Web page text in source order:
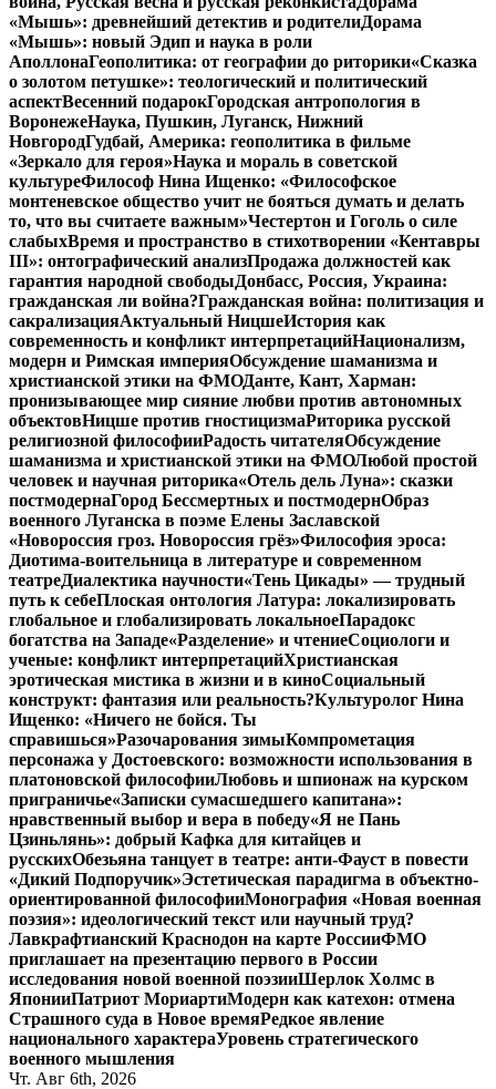
«Мышь»: древнейший детектив и родителиДорама
«Мышь»: новый Эдип и наука в роли
АполлонаГеополитика: от географии до риторики«Сказка
о золотом петушке»: теологический и политический
аспектВесенний подарокГородская антропология в
ВоронежеНаука, Пушкин, Луганск, Нижний
НовгородГудбай, Америка: геополитика в фильме
«Зеркало для героя»Наука и мораль в советской
культуреФилософ Нина Ищенко: «Философское
монтеневское общество учит не бояться думать и делать
то, что вы считаете важным»Честертон и Гоголь о силе
слабыхВремя и пространство в стихотворении «Кентавры
III»: онтографический анализПродажа должностей как
гарантия народной свободыДонбасс, Россия, Украина:
гражданская ли война?Гражданская война: политизация и
сакрализацияАктуальный НицшеИстория как
современность и конфликт интерпретацийНационализм,
модерн и Римская империяОбсуждение шаманизма и
христианской этики на ФМОДанте, Кант, Харман:
пронизывающее мир сияние любви против автономных
объектовНицше против гностицизмаРиторика русской
религиозной философииРадость читателяОбсуждение
шаманизма и христианской этики на ФМОЛюбой простой
человек и научная риторика«Отель дель Луна»: сказки
постмодернаГород Бессмертных и постмодернОбраз
военного Луганска в поэме Елены Заславской
«Новороссия гроз. Новороссия грёз»Философия эроса:
Диотима-воительница в литературе и современном
театреДиалектика научности«Тень Цикады» — трудный
путь к себеПлоская онтология Латура: локализировать
глобальное и глобализировать локальноеПарадокс
богатства на Западе«Разделение» и чтениеСоциологи и
ученые: конфликт интерпретацийХристианская
эротическая мистика в жизни и в киноСоциальный
конструкт: фантазия или реальность?Культуролог Нина
Ищенко: «Ничего не бойся. Ты
справишься»Разочарования зимыКомпрометация
персонажа у Достоевского: возможности использования в
платоновской философииЛюбовь и шпионаж на курском
приграничье«Записки сумасшедшего капитана»:
нравственный выбор и вера в победу«Я не Пань
Цзиньлянь»: добрый Кафка для китайцев и
русскихОбезьяна танцует в театре: анти-Фауст в повести
«Дикий Подпоручик»Эстетическая парадигма в объектно-
ориентированной философииМонография «Новая военная
поэзия»: идеологический текст или научный труд?
Лавкрафтианский Краснодон на карте РоссииФМО
приглашает на презентацию первого в России
исследования новой военной поэзииШерлок Холмс в
ЯпонииПатриот МориартиМодерн как катехон: отмена
Страшного суда в Новое времяРедкое явление
национального характераУровень стратегического
военного мышления
Чт. Авг 6th, 2026